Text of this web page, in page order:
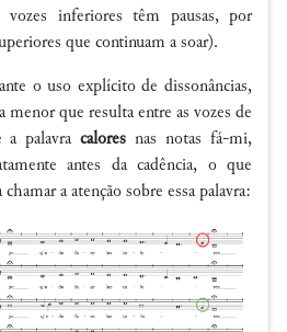
vozes inferiores têm pausas, por
que continuam a soar).
o uso explícito de dissonâncias,
menor que resulta entre as vozes de
a palavra calores nas notas fá-mi,
antes da cadência, o que
a atenção sobre essa palavra: